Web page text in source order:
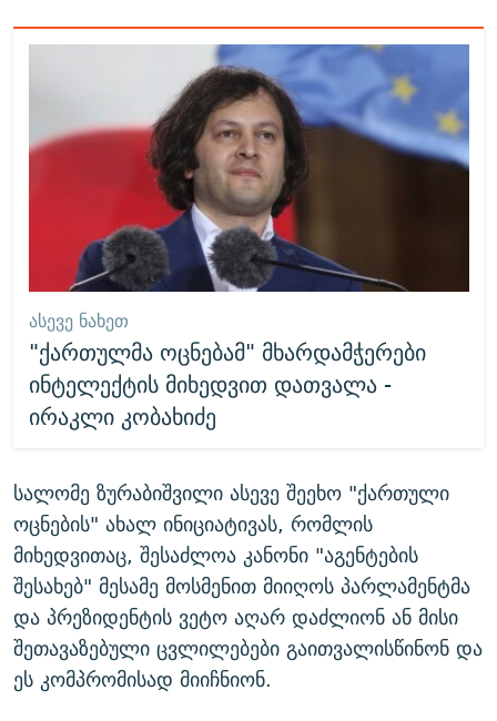
ᲐᲡᲔᲕᲔ ᲜᲐᲮᲔᲗ
"ქართულმა ოცნებამ" მხარდამჭერები
ინტელექტის მიხედვით დათვალა -
ირაკლი კობახიძე
სალომე ზურაბიშვილი ასევე შეეხო "ქართული
ოცნების" ახალ ინიციატივას, რომლის
მიხედვითაც, შესაძლოა კანონი "აგენტების
შესახებ" მესამე მოსმენით მიიღოს პარლამენტმა
და პრეზიდენტის ვეტო აღარ დაძლიონ ან მისი
შეთავაზებული ცვლილებები გაითვალისწინონ და
ეს კომპრომისად მიიჩნიონ.